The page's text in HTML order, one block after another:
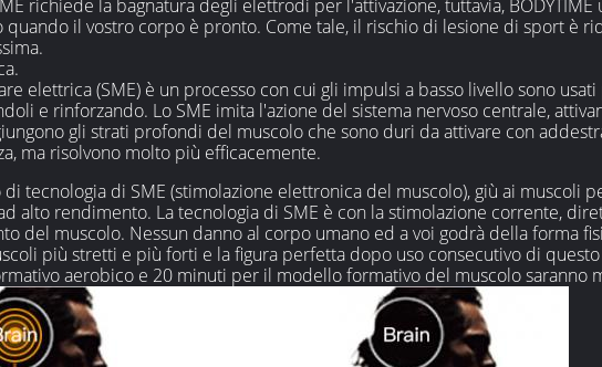
richiede la bagnatura degli elettrodi per l'attivazione, tuttavia,
quando il vostro corpo è pronto. Come tale, il rischio di lesione di sport è
elettrica (SME) è un processo con cui gli impulsi a basso livello sono
e rinforzando. Lo SME imita l'azione del sistema nervoso centrale,
gli strati profondi del muscolo che sono duri da attivare con
ma risolvono molto più efficacemente.
di tecnologia di SME (stimolazione elettronica del muscolo), giù ai muscoli
alto rendimento. La tecnologia di SME è con la stimolazione corrente,
del muscolo. Nessun danno al corpo umano ed a voi godrà della forma
più stretti e più forti e la figura perfetta dopo uso consecutivo di
aerobico e 20 minuti per il modello formativo del muscolo saranno